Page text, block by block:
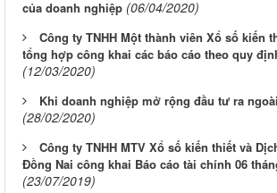
của doanh nghiệp (06/04/2020)
Công ty TNHH Một thành viên Xổ số kiến
tổng hợp công khai các báo cáo theo quy
(12/03/2020)
Khi doanh nghiệp mở rộng đầu tư ra
(28/02/2020)
Công ty TNHH MTV Xổ số kiến thiết và
Đồng Nai công khai Báo cáo tài chính 06
(23/07/2019)